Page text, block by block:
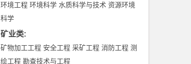
环境工程 环境科学 水质科学与技术 资源环境
科学
矿业类:
矿物加工工程 安全工程 采矿工程 消防工程 测
绘工程 勘查技术与工程